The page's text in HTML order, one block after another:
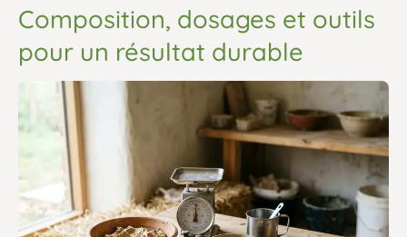
Composition, dosages et outils
pour un résultat durable